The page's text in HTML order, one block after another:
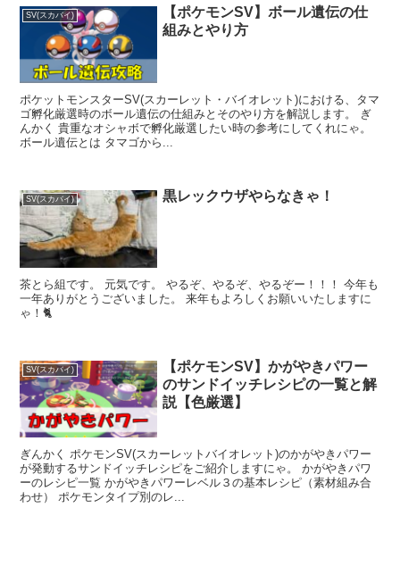
SV(スカバイ)
【ポケモンSV】ボール遺伝の仕
組みとやり方
ポケットモンスターSV(スカーレット・バイオレット)における、タマ
ゴ孵化厳選時のボール遺伝の仕組みとそのやり方を解説します。 ぎ
んかく 貴重なオシャボで孵化厳選したい時の参考にしてくれにゃ。
ボール遺伝とは タマゴから...
SV(スカバイ) 黒レックウザやらなきゃ！
茶とら組です。 元気です。 やるぞ、やるぞ、やるぞー！！！ 今年も
一年ありがとうございました。 来年もよろしくお願いいたしますに
ゃ！🐈
SV(スカバイ)
【ポケモンSV】かがやきパワー
のサンドイッチレシピの一覧と解
説【色厳選】
ぎんかく ポケモンSV(スカーレットバイオレット)のかがやきパワー
が発動するサンドイッチレシピをご紹介しますにゃ。 かがやきパワ
ーのレシピ一覧 かがやきパワーレベル３の基本レシピ（素材組み合
わせ） ポケモンタイプ別のレ...